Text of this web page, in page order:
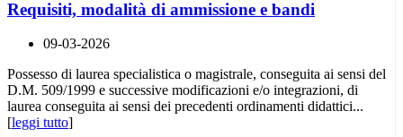
Requisiti, modalità di ammissione e bandi
09-03-2026
Possesso di laurea specialistica o magistrale, conseguita ai sensi del
D.M. 509/1999 e successive modificazioni e/o integrazioni, di
laurea conseguita ai sensi dei precedenti ordinamenti didattici...
[leggi tutto]